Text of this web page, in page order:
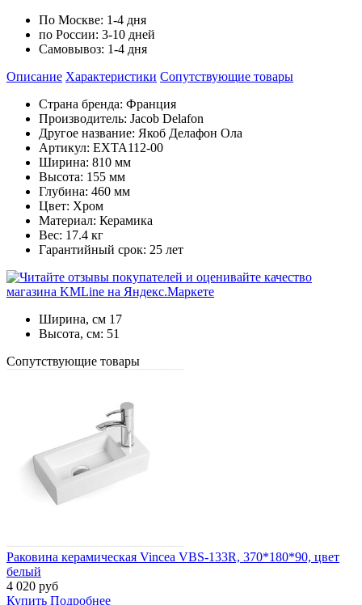
По Москве: 1-4 дня
по России: 3-10 дней
Самовывоз: 1-4 дня
Описание Характеристики Cопутствующие товары
Страна бренда: Франция
Производитель: Jacob Delafon
Другое название: Якоб Делафон Ола
Артикул: EXTA112-00
Ширина: 810 мм
Высота: 155 мм
Глубина: 460 мм
Цвет: Хром
Материал: Керамика
Вес: 17.4 кг
Гарантийный срок: 25 лет
Ширина, см 17
Высота, см: 51
Cопутствующие товары
Раковина керамическая Vincea VBS-133R, 370*180*90, цвет
белый
4 020 руб
Купить Подробнее